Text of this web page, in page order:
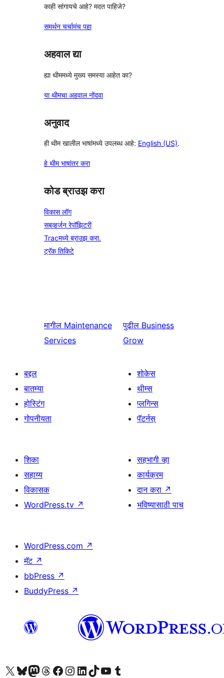
काही सांगायचे आहे? मदत पाहिजे?
समर्थन चर्चामंच पहा
अहवाल द्या
ह्या थीममध्ये मुख्य समस्या आहेत का?
या थीमचा अहवाल नोंदवा
अनुवाद
ही थीम खालील भाषांमध्ये उपलब्ध आहे: English (US).
हे थीम भाषांतर करा
कोड ब्राउझ करा
विकास लॉग
सबव्हर्जन रेपॉझिटरी
Tracमध्ये ब्राउझ करा.
ट्रॅक तिकिटे
मागील Maintenance
Services
पुढील Business
Grow
बद्दल
बातम्या
होस्टिंग
गोपनीयता
शोकेस
थीम्स
प्लगिन्स
पॅटर्नस्
शिका
सहाय्य
विकासक
WordPress.tv ↗
सहभागी व्हा
कार्यक्रम
दान करा ↗
भविष्यासाठी पाच
WordPress.com ↗
मॅट ↗
bbPress ↗
BuddyPress ↗
आमच्या X (एक्स) (पूर्वीचे ट्विटर) खात्याला भेट द्या आमच्या ब्लूस्की खात्याला भेट द्या.आमच्या Mastodon खात्याला भेट द्या.आमच्या थ्रेड्स खात्याला भेट द्या. आमच्या फेसबुक पेजला भेट द्या आमच्या इंस्टाग्राम खात्याला भेट द्या आमच्या लिंक्डइन खात्याला भेट द्या आमच्या टिकटॉक अकाउंटला भेट द्या.आमच्या यूट्यूब चॅनेलला भेट द्या आमच्या टंबलर खात्याला भेट द्या.